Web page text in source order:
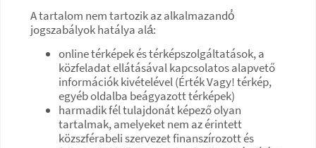
A tartalom nem tartozik az alkalmazandó́
jogszabályok hatálya alá́:
online térképek és térképszolgáltatások, a
közfeladat ellátásával kapcsolatos alapvető
információk kivételével (Érték Vagy! térkép,
egyéb oldalba beágyazott térképek)
harmadik fél tulajdonát képező olyan
tartalmak, amelyeket nem az érintett
közszférabeli szervezet finanszírozott és